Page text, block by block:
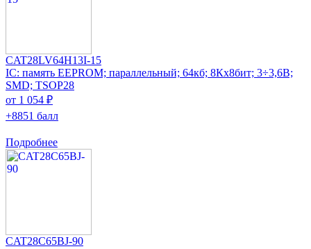
CAT28LV64H13I-15
IC: память EEPROM; параллельный; 64кб; 8Кx8бит; 3÷3,6В;
SMD; TSOP28
от 1 054 ₽
+8851 балл
Подробнее
CAT28C65BJ-90